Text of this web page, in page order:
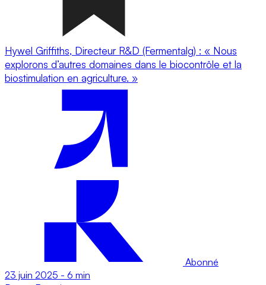
Hywel Griffiths, Directeur R&D (Fermentalg) : « Nous
explorons d’autres domaines dans le biocontrôle et la
biostimulation en agriculture. »
Abonné
23 juin 2025 - 6 min